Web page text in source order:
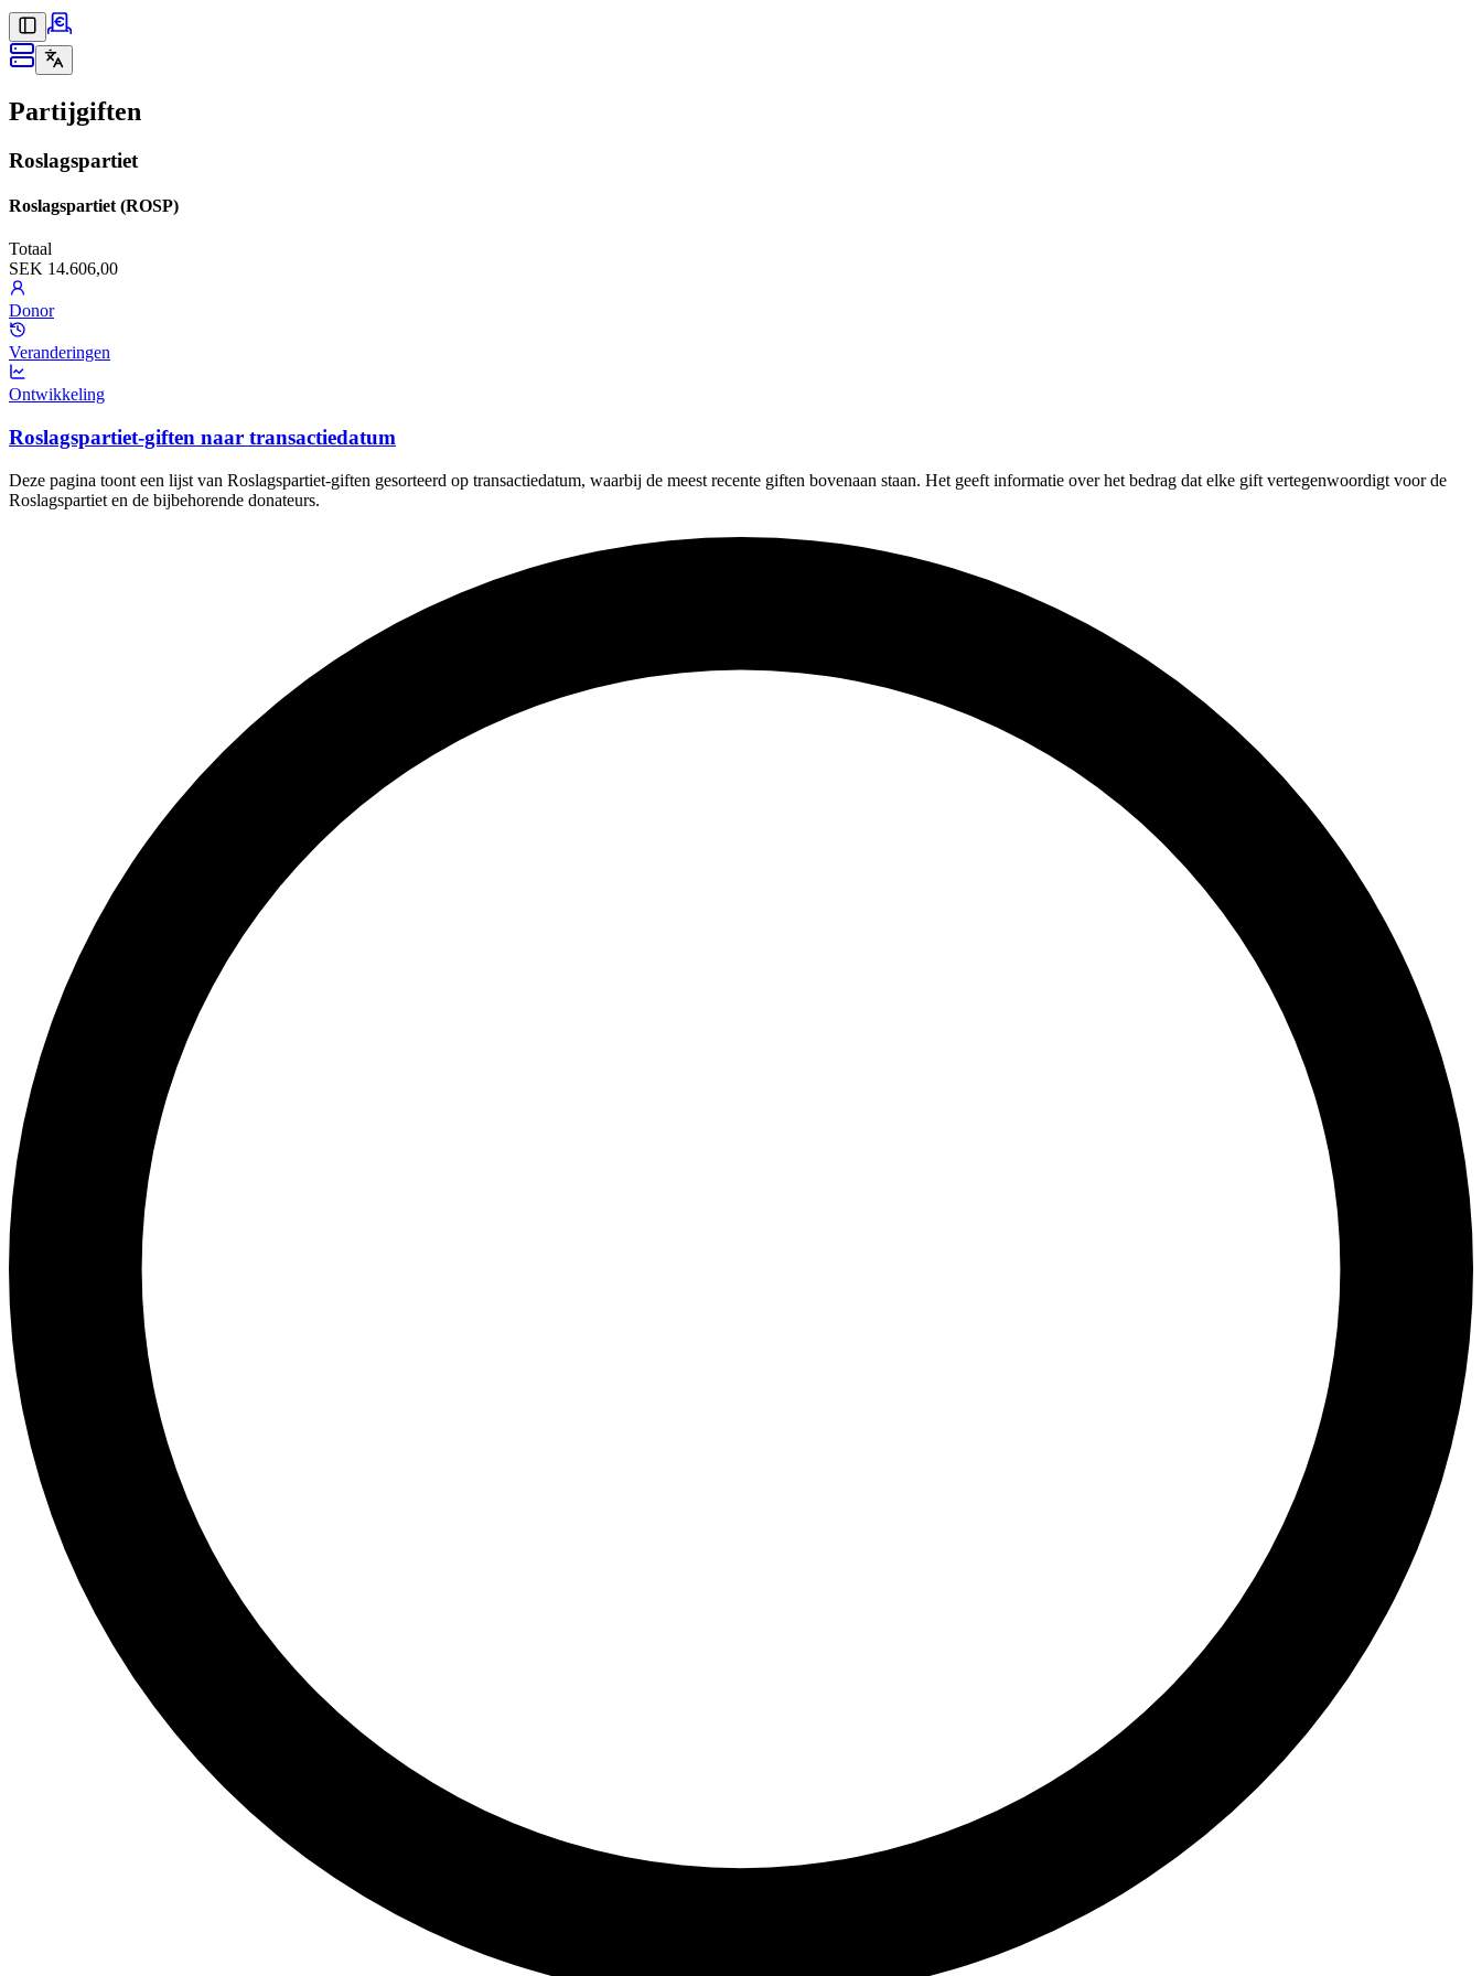
Partijgiften
Roslagspartiet
Roslagspartiet (ROSP)
Totaal
SEK 14.606,00
Donor
Veranderingen
Ontwikkeling
Roslagspartiet-giften naar transactiedatum
Deze pagina toont een lijst van Roslagspartiet-giften gesorteerd op transactiedatum, waarbij de meest recente giften bovenaan staan. Het geeft informatie over het bedrag dat elke gift vertegenwoordigt voor de
Roslagspartiet en de bijbehorende donateurs.